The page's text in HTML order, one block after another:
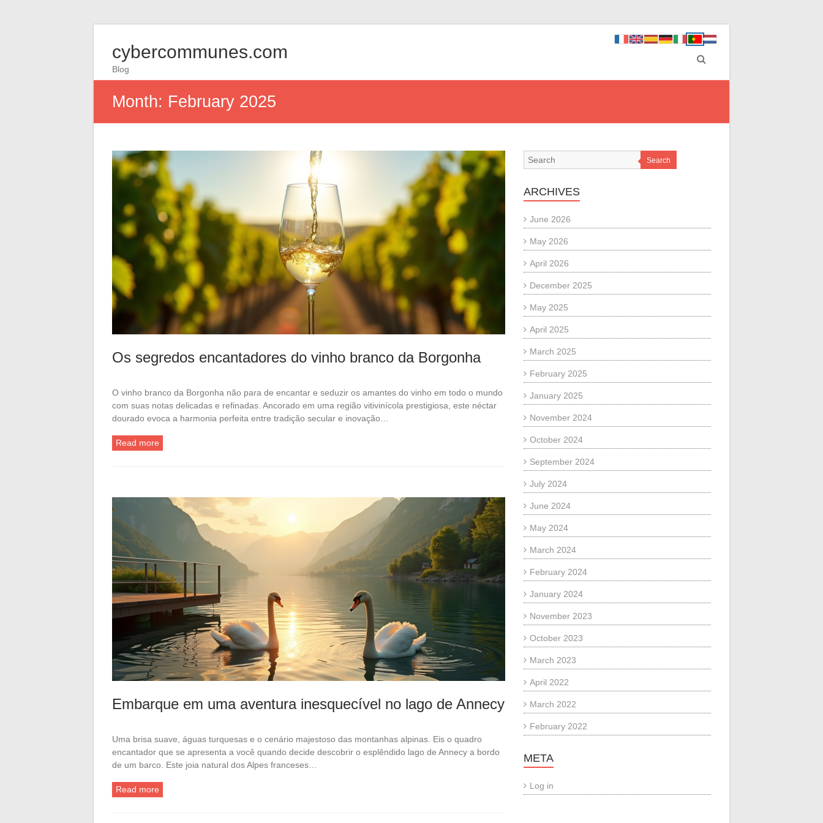
cybercommunes.com
Blog
Month: February 2025
Os segredos encantadores do vinho branco da Borgonha
O vinho branco da Borgonha não para de encantar e seduzir os amantes do vinho em todo o mundo
com suas notas delicadas e refinadas. Ancorado em uma região vitivinícola prestigiosa, este néctar
dourado evoca a harmonia perfeita entre tradição secular e inovação…
Read more
Embarque em uma aventura inesquecível no lago de Annecy
Uma brisa suave, águas turquesas e o cenário majestoso das montanhas alpinas. Eis o quadro
encantador que se apresenta a você quando decide descobrir o esplêndido lago de Annecy a bordo
de um barco. Este joia natural dos Alpes franceses…
Read more
Search
ARCHIVES
June 2026
May 2026
April 2026
December 2025
May 2025
April 2025
March 2025
February 2025
January 2025
November 2024
October 2024
September 2024
July 2024
June 2024
May 2024
March 2024
February 2024
January 2024
November 2023
October 2023
March 2023
April 2022
March 2022
February 2022
META
Log in